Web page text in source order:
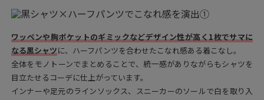
ワッペンや胸ポケットのギミックなどデザイン性が高く1枚でサマに
なる黒シャツに、ハーフパンツを合わせたこなれ感ある着こなし。
全体をモノトーンでまとめることで、統一感がありながらもシャツを
目立たせるコーデに仕上がっています。
インナーや足元のラインソックス、スニーカーのソールで白を取り入